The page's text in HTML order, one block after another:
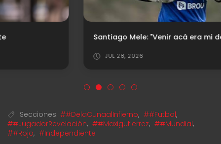
Santiago Mele: "Venir acá era mi deseo"
Secciones: ##DelaCunaalInfierno, ##Futbol,
##JugadorRevelación, ##Maxigutierrez, ##Mundial,
##Rojo, #Independiente